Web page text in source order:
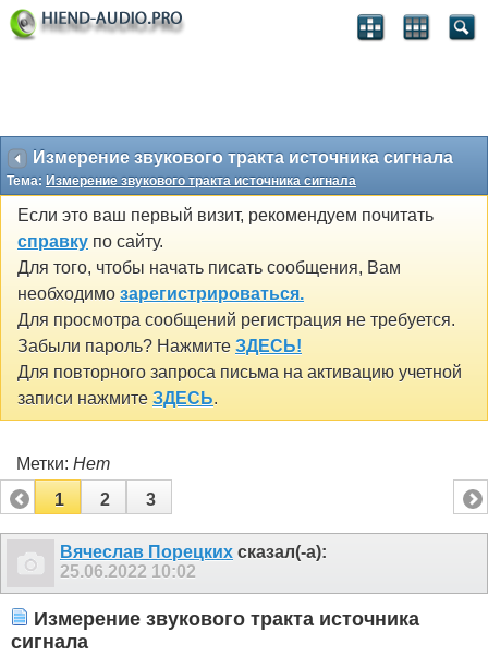
Измерение звукового тракта источника сигнала
Тема: Измерение звукового тракта источника сигнала
Если это ваш первый визит, рекомендуем почитать
справку по сайту.
Для того, чтобы начать писать сообщения, Вам
необходимо зарегистрироваться.
Для просмотра сообщений регистрация не требуется.
Забыли пароль? Нажмите ЗДЕСЬ!
Для повторного запроса письма на активацию учетной
записи нажмите ЗДЕСЬ.
Метки: Нет
1
2 3
Вячеслав Порецких сказал(-а):
25.06.2022 10:02
Измерение звукового тракта источника
сигнала